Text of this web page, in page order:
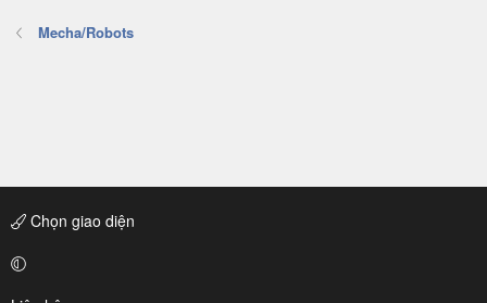
Mecha/Robots
Chọn giao diện